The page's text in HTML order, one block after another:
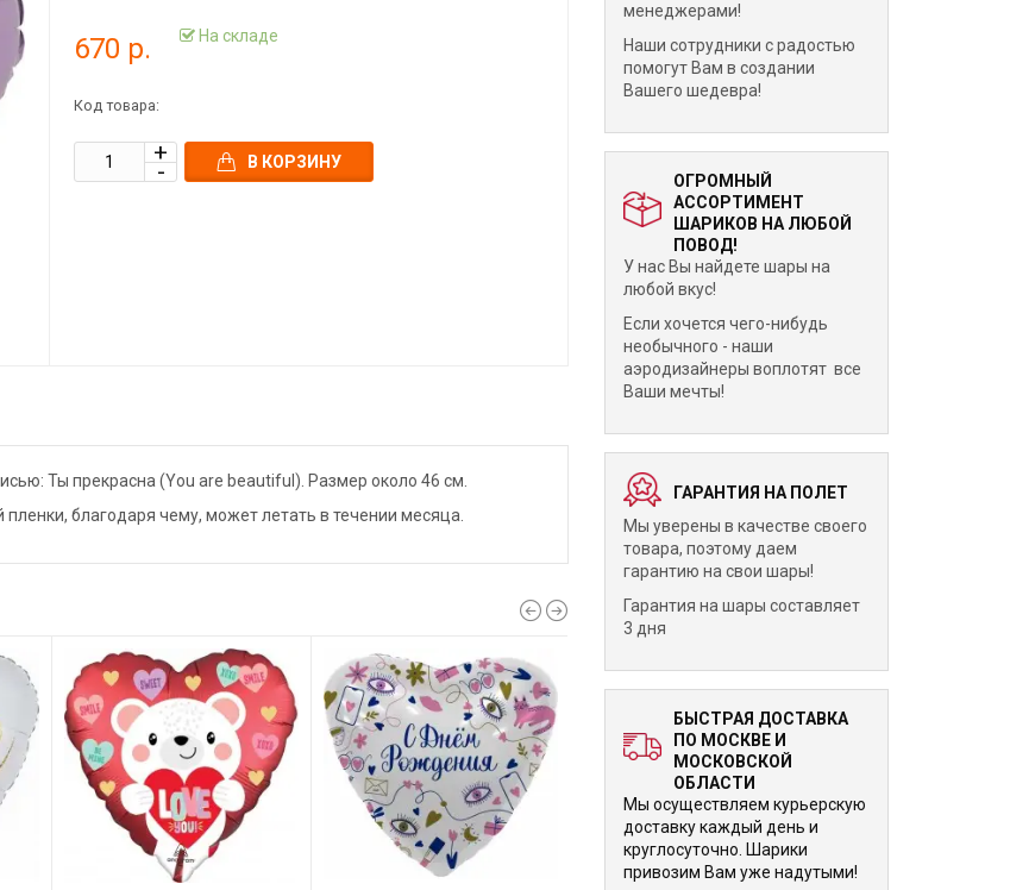
670 р. На складе
Код товара:
В КОРЗИНУ
Ты прекрасна (You are beautiful). Размер около 46 см.
благодаря чему, может летать в течении месяца.
менеджерами!
Наши сотрудники с радостью
помогут Вам в создании
Вашего шедевра!
ОГРОМНЫЙ
АССОРТИМЕНТ
ШАРИКОВ НА ЛЮБОЙ
ПОВОД!
У нас Вы найдете шары на
любой вкус!
Если хочется чего-нибудь
необычного - наши
аэродизайнеры воплотят все
Ваши мечты!
ГАРАНТИЯ НА ПОЛЕТ
Мы уверены в качестве своего
товара, поэтому даем
гарантию на свои шары!
Гарантия на шары составляет
3 дня
БЫСТРАЯ ДОСТАВКА
ПО МОСКВЕ И
МОСКОВСКОЙ
ОБЛАСТИ
Мы осуществляем курьерскую
доставку каждый день и
круглосуточно. Шарики
привозим Вам уже надутыми!